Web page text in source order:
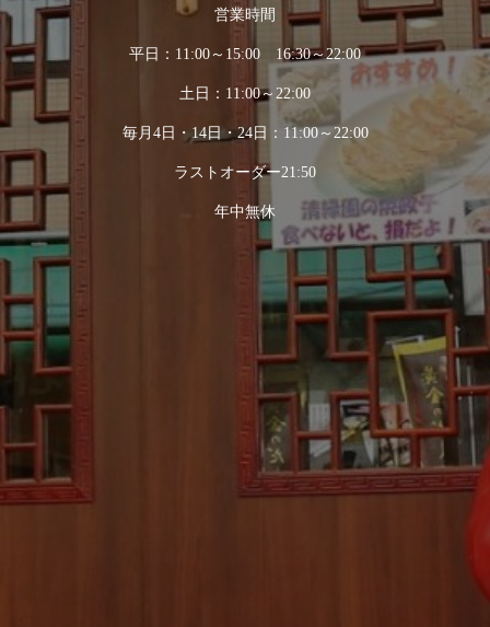
営業時間
平日：11:00～15:00 16:30～22:00
土日：11:00～22:00
毎月4日・14日・24日：11:00～22:00
ラストオーダー21:50
年中無休